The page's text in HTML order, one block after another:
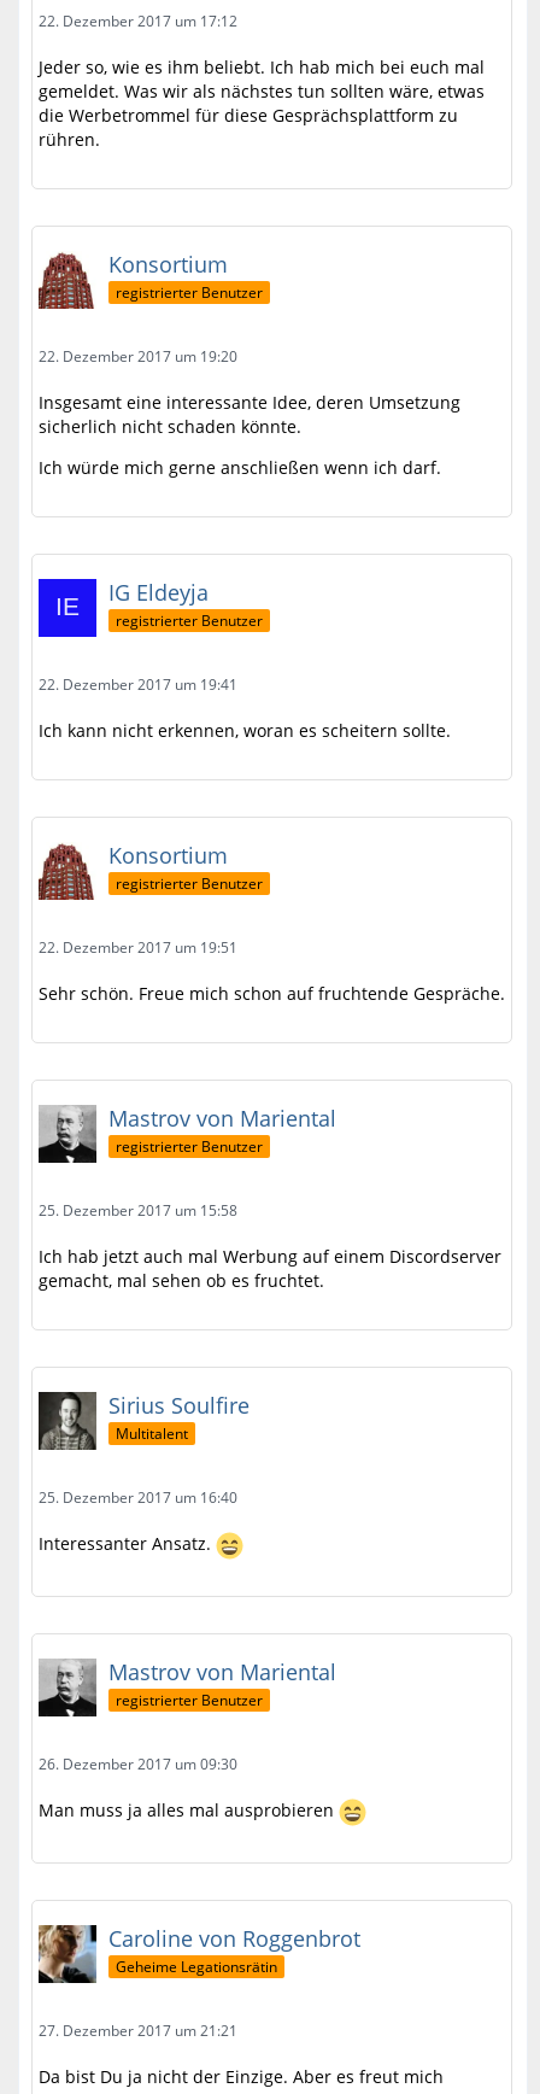
22. Dezember 2017 um 17:12
Jeder so, wie es ihm beliebt. Ich hab mich bei euch mal
gemeldet. Was wir als nächstes tun sollten wäre, etwas
die Werbetrommel für diese Gesprächsplattform zu
rühren.
Konsortium
registrierter Benutzer
22. Dezember 2017 um 19:20
Insgesamt eine interessante Idee, deren Umsetzung
sicherlich nicht schaden könnte.
Ich würde mich gerne anschließen wenn ich darf.
IG Eldeyja
registrierter Benutzer
22. Dezember 2017 um 19:41
Ich kann nicht erkennen, woran es scheitern sollte.
Konsortium
registrierter Benutzer
22. Dezember 2017 um 19:51
Sehr schön. Freue mich schon auf fruchtende Gespräche.
Mastrov von Mariental
registrierter Benutzer
25. Dezember 2017 um 15:58
Ich hab jetzt auch mal Werbung auf einem Discordserver
gemacht, mal sehen ob es fruchtet.
Sirius Soulfire
Multitalent
25. Dezember 2017 um 16:40
Interessanter Ansatz.
Mastrov von Mariental
registrierter Benutzer
26. Dezember 2017 um 09:30
Man muss ja alles mal ausprobieren
Caroline von Roggenbrot
Geheime Legationsrätin
27. Dezember 2017 um 21:21
Da bist Du ja nicht der Einzige. Aber es freut mich